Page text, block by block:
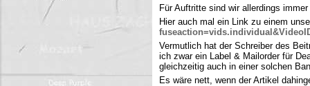
Für Auftritte sind wir allerdings
Hier auch mal ein Link zu einem
Vermutlich hat der Schreiber des
ich zwar ein Label & Mailorder für
gleichzeitig auch in einer solchen
Es wäre nett, wenn der Artikel